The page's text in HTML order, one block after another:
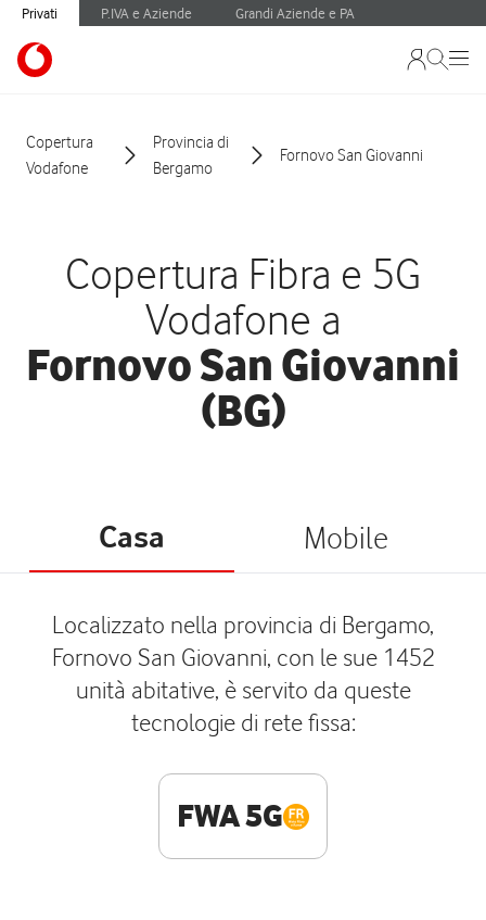
Privati P.IVA e Aziende Grandi Aziende e PA
Copertura
Vodafone
Provincia di
Bergamo
Fornovo San Giovanni
Copertura Fibra e 5G
Vodafone a
Fornovo San Giovanni
(BG)
Casa Mobile
Localizzato nella provincia di Bergamo,
Fornovo San Giovanni, con le sue 1452
unità abitative, è servito da queste
tecnologie di rete fissa:
FWA 5G